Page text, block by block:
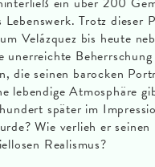
Lebenswerk. Trotz dieser
Velázquez bis heute
unerreichte
die seinen barocken
lebendige Atmosphäre
später im
Wie verlieh er
Realismus?